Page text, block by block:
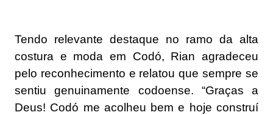
Tendo relevante destaque no ramo da alta
costura e moda em Codó, Rian agradeceu
pelo reconhecimento e relatou que sempre se
sentiu genuinamente codoense. “Graças a
Deus! Codó me acolheu bem e hoje construí